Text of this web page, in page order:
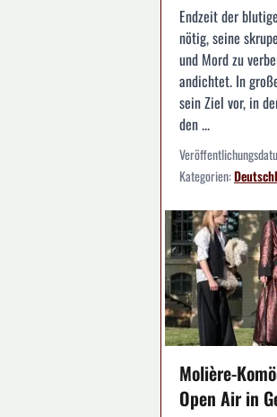
Endzeit der
nötig, seine
und Mord zu
andichtet. In
sein Ziel vor, in
den ...
Kategorien:
Molière-
Open Air in